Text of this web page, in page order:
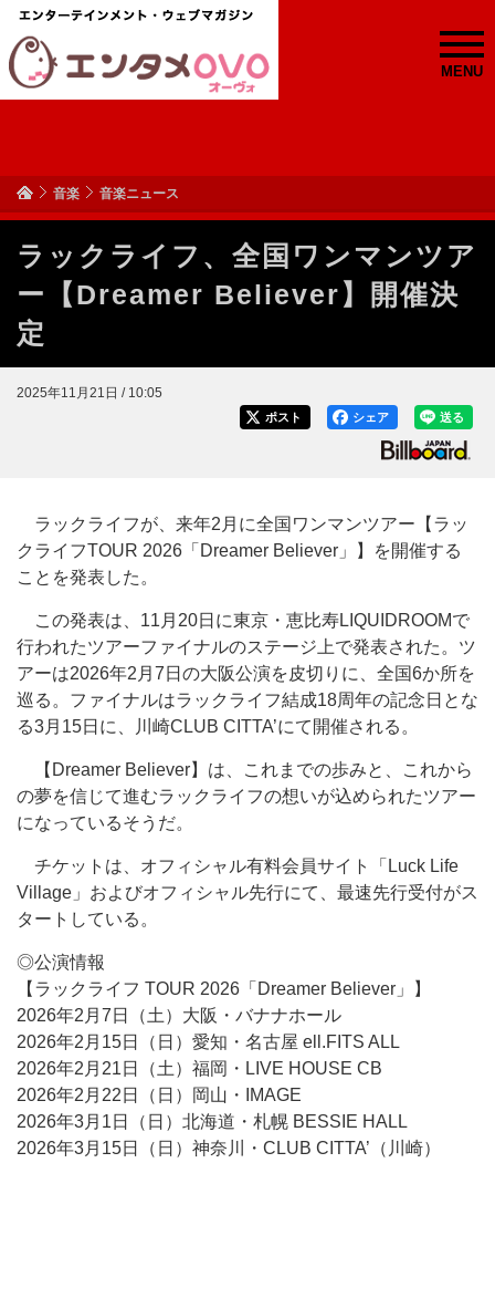
MENU
音楽 音楽ニュース
ラックライフ、全国ワンマンツア
ー【Dreamer Believer】開催決
定
2025年11月21日 / 10:05
送る
シェア
ポスト
ラックライフが、来年2月に全国ワンマンツアー【ラッ
クライフTOUR 2026「Dreamer Believer」】を開催する
ことを発表した。
この発表は、11月20日に東京・恵比寿LIQUIDROOMで
行われたツアーファイナルのステージ上で発表された。ツ
アーは2026年2月7日の大阪公演を皮切りに、全国6か所を
巡る。ファイナルはラックライフ結成18周年の記念日とな
る3月15日に、川崎CLUB CITTA’にて開催される。
【Dreamer Believer】は、これまでの歩みと、これから
の夢を信じて進むラックライフの想いが込められたツアー
になっているそうだ。
チケットは、オフィシャル有料会員サイト「Luck Life
Village」およびオフィシャル先行にて、最速先行受付がス
タートしている。
◎公演情報
【ラックライフ TOUR 2026「Dreamer Believer」】
2026年2月7日（土）大阪・バナナホール
2026年2月15日（日）愛知・名古屋 ell.FITS ALL
2026年2月21日（土）福岡・LIVE HOUSE CB
2026年2月22日（日）岡山・IMAGE
2026年3月1日（日）北海道・札幌 BESSIE HALL
2026年3月15日（日）神奈川・CLUB CITTA’（川崎）